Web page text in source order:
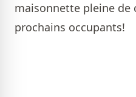
maisonnette pleine de
prochains occupants!